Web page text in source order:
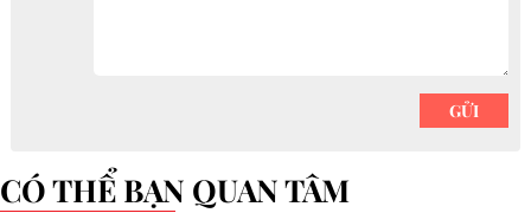
CÓ THỂ BẠN QUAN TÂM